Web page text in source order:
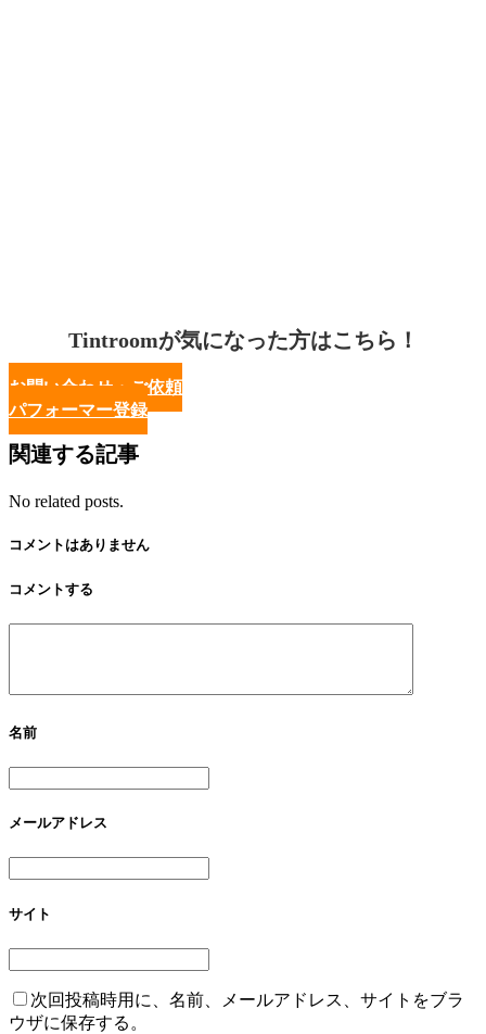
Tintroomが気になった方はこちら！
お問い合わせ・ご依頼
パフォーマー登録
関連する記事
No related posts.
コメントはありません
コメントする
名前
メールアドレス
サイト
次回投稿時用に、名前、メールアドレス、サイトをブラ
ウザに保存する。